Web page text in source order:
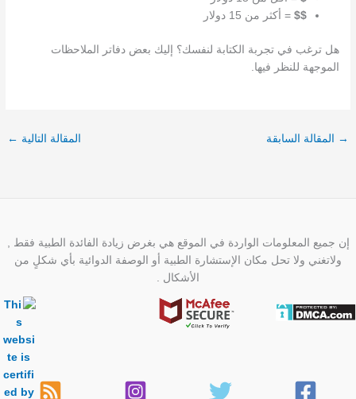
$$ = أكثر من 15 دولار
هل ترغب في تجربة الكتابة لنفسك؟ إليك بعض دفاتر الملاحظات
الموجهة للنظر فيها.
→ المقالة السابقة المقالة التالية ←
إن جميع المعلومات الواردة في الموقع هي بغرض زيادة الفائدة الطبية فقط ,
ولاتغني ولا تحل مكان الإستشارة الطبية أو الوصفة الدوائية بأي شكلٍ من
الأشكال .